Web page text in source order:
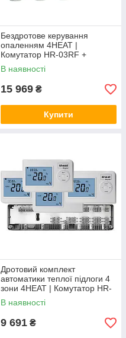
Бездротове керування
опаленням 4HEAT |
Комутатор HR-03RF +
Приймач R06 + Хаб EGW01 +
Привод ATR (10 шт.)
В наявності
15 969 ₴
Купити
Дротовий комплект
автоматики теплої підлоги 4
зони 4HEAT | Комутатор HR-
03C + Терморегулятор HT-02
(4 шт)
В наявності
9 691 ₴